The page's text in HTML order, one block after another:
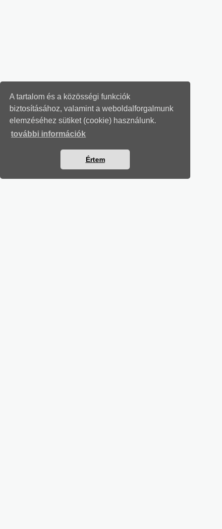
A tartalom és a közösségi funkciók
biztosításához, valamint a weboldalforgalmunk
elemzéséhez sütiket (cookie) használunk.
további információk
Értem